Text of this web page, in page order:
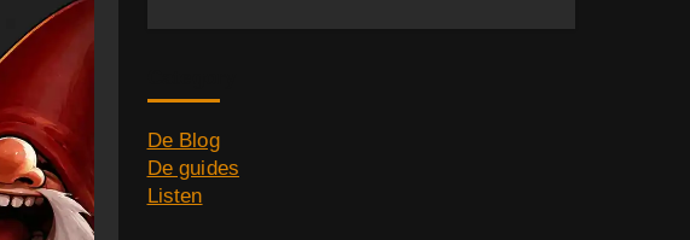
De Blog
De guides
Listen